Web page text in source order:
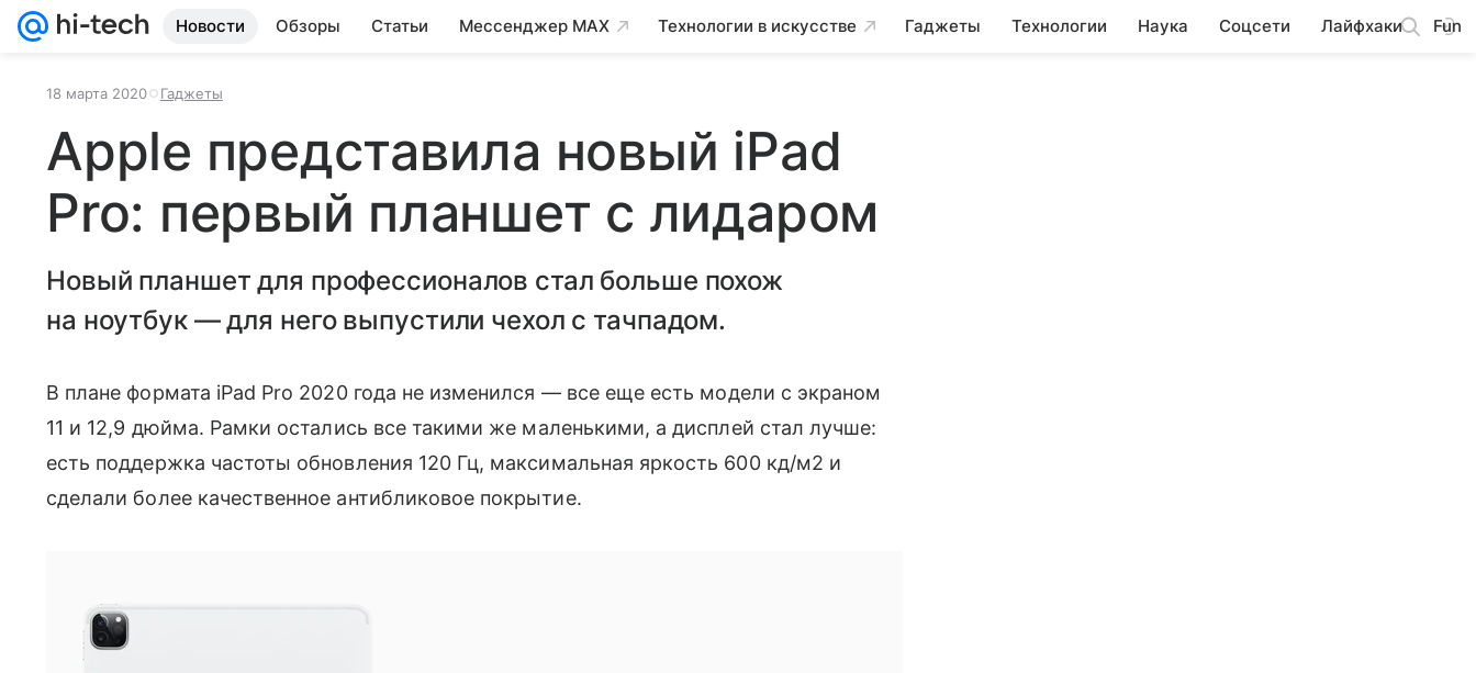
Новости Обзоры Статьи Мессенджер MAX Технологии в искусстве Гаджеты Технологии Наука Соцсети Лайфхаки Fun
18 марта 2020 Гаджеты
Apple представила новый iPad
Pro: первый планшет с лидаром
Новый планшет для профессионалов стал больше похож
на ноутбук — для него выпустили чехол с тачпадом.
В плане формата iPad Pro 2020 года не изменился — все еще есть модели с экраном
11 и 12,9 дюйма. Рамки остались все такими же маленькими, а дисплей стал лучше:
есть поддержка частоты обновления 120 Гц, максимальная яркость 600 кд/м2 и
сделали более качественное антибликовое покрытие.